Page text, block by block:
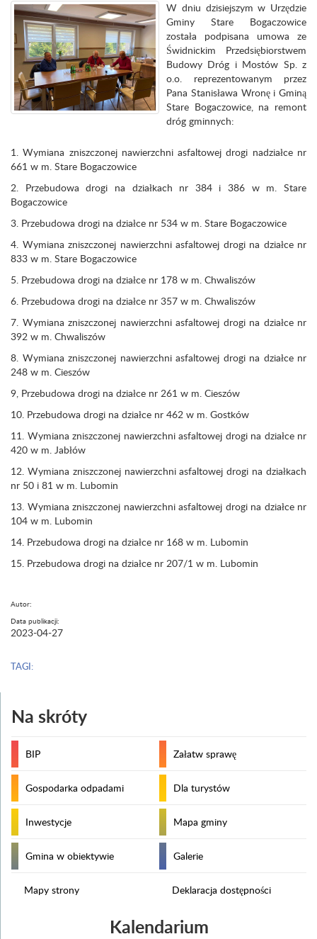
W dniu dzisiejszym w Urzędzie
Gminy Stare Bogaczowice
została podpisana umowa ze
Świdnickim Przedsiębiorstwem
Budowy Dróg i Mostów Sp. z
o.o. reprezentowanym przez
Pana Stanisława Wronę i Gminą
Stare Bogaczowice, na remont
dróg gminnych:
1. Wymiana zniszczonej nawierzchni asfaltowej drogi nadziałce nr
661 w m. Stare Bogaczowice
2. Przebudowa drogi na działkach nr 384 i 386 w m. Stare
Bogaczowice
3. Przebudowa drogi na działce nr 534 w m. Stare Bogaczowice
4. Wymiana zniszczonej nawierzchni asfaltowej drogi na działce nr
833 w m. Stare Bogaczowice
5. Przebudowa drogi na działce nr 178 w m. Chwaliszów
6. Przebudowa drogi na działce nr 357 w m. Chwaliszów
7. Wymiana zniszczonej nawierzchni asfaltowej drogi na działce nr
392 w m. Chwaliszów
8. Wymiana zniszczonej nawierzchni asfaltowej drogi na działce nr
248 w m. Cieszów
9, Przebudowa drogi na działce nr 261 w m. Cieszów
10. Przebudowa drogi na działce nr 462 w m. Gostków
11. Wymiana zniszczonej nawierzchni asfaltowej drogi na działce nr
420 w m. Jabłów
12. Wymiana zniszczonej nawierzchni asfaltowej drogi na działkach
nr 50 i 81 w m. Lubomin
13. Wymiana zniszczonej nawierzchni asfaltowej drogi na działce nr
104 w m. Lubomin
14. Przebudowa drogi na działce nr 168 w m. Lubomin
15. Przebudowa drogi na działce nr 207/1 w m. Lubomin
Autor:
Data publikacji:
2023-04-27
TAGI:
Na skróty
BIP Załatw sprawę
Gospodarka odpadami Dla turystów
Inwestycje Mapa gminy
Gmina w obiektywie Galerie
Mapy strony Deklaracja dostępności
Kalendarium